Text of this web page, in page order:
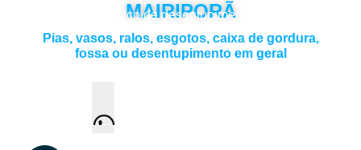
MAIRIPORÃ
Escolha o serviço de desentupimento que deseja:
Pias, vasos, ralos, esgotos, caixa de gordura,
fossa ou desentupimento em geral
Atendimento 24 horas e visita grátis